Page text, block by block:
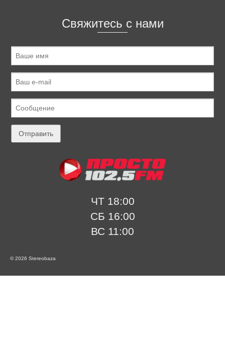
Свяжитесь с нами
ЧТ 18:00
СБ 16:00
ВС 11:00
© 2026 Stereobaza